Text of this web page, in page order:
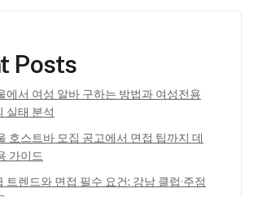
Posts
에서 여성 알바 구하는 방법과 여성전용
실태 분석
호스트바 모집 공고에서 면접 팁까지 데
가이드
트렌드와 면접 필수 요건: 강남 클럽·주점